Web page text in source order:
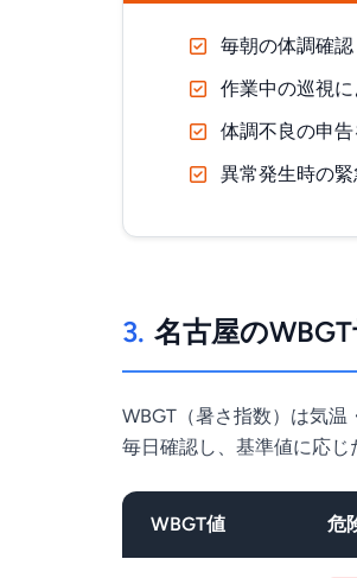
毎朝の体調確認
作業中の巡視に
体調不良の申
異常発生時の
3. 名古屋の
WBGT（暑さ指数）は気
毎日確認し、基準値に応じ
WBGT値 危